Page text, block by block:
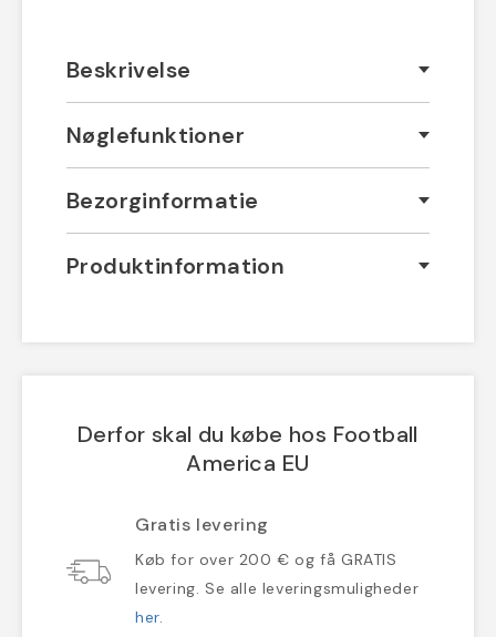
Beskrivelse
Nøglefunktioner
Bezorginformatie
Produktinformation
Derfor skal du købe hos Football
America EU
Gratis levering
Køb for over 200 € og få GRATIS
levering. Se alle leveringsmuligheder
her.